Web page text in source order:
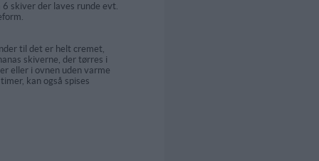
skiver der laves runde evt.
til det er helt cremet,
skiverne, der tørres i
eller i ovnen uden varme
kan også spises